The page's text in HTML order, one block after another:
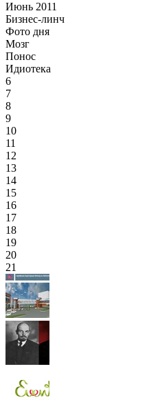
Июнь 2011
Бизнес-линч
Фото дня
Мозг
Понос
Идиотека
6
7
8
9
10
11
12
13
14
15
16
17
18
19
20
21